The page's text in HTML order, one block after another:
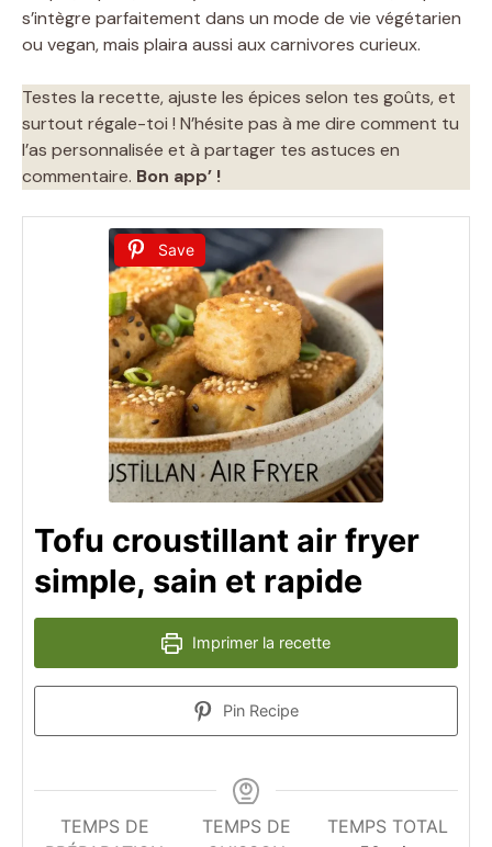
s’intègre parfaitement dans un mode de vie végétarien
ou vegan, mais plaira aussi aux carnivores curieux.
Testes la recette, ajuste les épices selon tes goûts, et
surtout régale-toi ! N’hésite pas à me dire comment tu
l’as personnalisée et à partager tes astuces en
commentaire. Bon app’ !
Save
Tofu croustillant air fryer
simple, sain et rapide
Imprimer la recette
Pin Recipe
TEMPS DE
TEMPS DE
TEMPS TOTAL